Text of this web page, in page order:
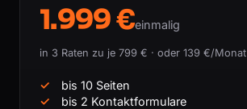
1.999 €einmalig
in 3 Raten zu je 799 € · oder 139 €/Monat
bis 10 Seiten
bis 2 Kontaktformulare